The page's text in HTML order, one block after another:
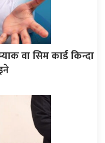
वा सिम कार्ड किन्दा